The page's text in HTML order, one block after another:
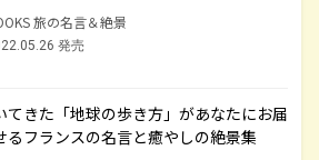
旅の名言＆絶景
発売
てきた「地球の歩き方」があなたにお届
るフランスの名言と癒やしの絶景集